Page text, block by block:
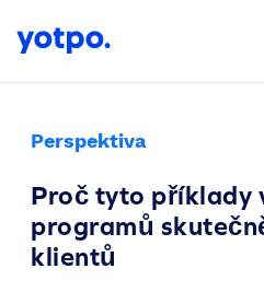
Perspektiva
Proč tyto příklady
programů
klientů